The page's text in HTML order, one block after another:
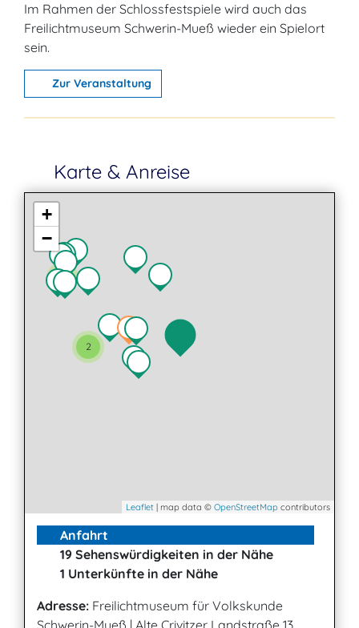
Im Rahmen der Schlossfestspiele wird auch das
Freilichtmuseum Schwerin-Mueß wieder ein Spielort
sein.
Zur Veranstaltung
Karte & Anreise
2
+
−
Leaflet | map data © OpenStreetMap contributors
Anfahrt
19 Sehenswürdigkeiten in der Nähe
1 Unterkünfte in der Nähe
Adresse: Freilichtmuseum für Volkskunde
Schwerin-Mueß | Alte Crivitzer Landstraße 13,